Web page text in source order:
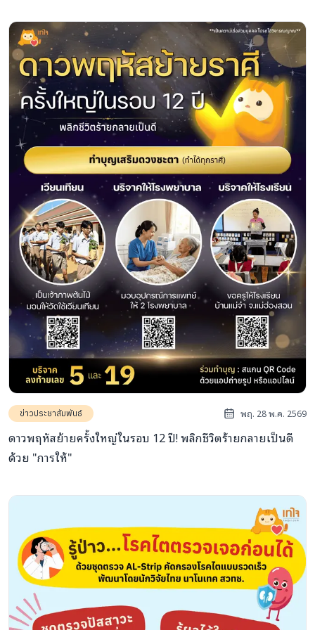
ข่าวประชาสัมพันธ์ พฤ. 28 พ.ค. 2569
ดาวพฤหัสย้ายครั้งใหญ่ในรอบ 12 ปี! พลิกชีวิตร้ายกลายเป็นดี
ด้วย "การให้"